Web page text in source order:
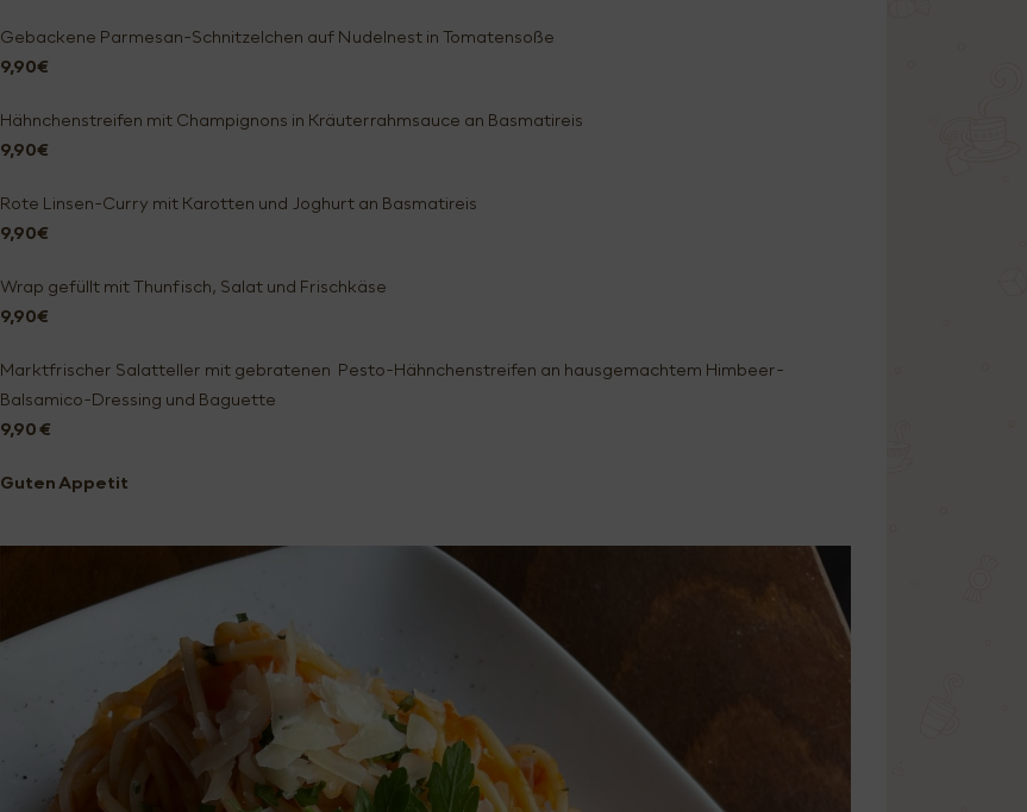
Gebackene Parmesan-Schnitzelchen auf Nudelnest in Tomatensoße
9,90€
Hähnchenstreifen mit Champignons in Kräuterrahmsauce an Basmatireis
9,90€
Rote Linsen-Curry mit Karotten und Joghurt an Basmatireis
9,90€
Wrap gefüllt mit Thunfisch, Salat und Frischkäse
9,90€
Marktfrischer Salatteller mit gebratenen Pesto-Hähnchenstreifen an hausgemachtem Himbeer-
Balsamico-Dressing und Baguette
9,90 €
Guten Appetit